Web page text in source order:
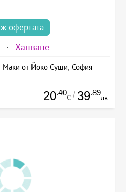
офертата
Хапване
от Йоко Суши, София
20.40
€ / 39.89
лв.